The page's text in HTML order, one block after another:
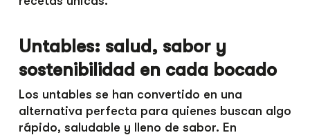
Untables: salud, sabor y
sostenibilidad en cada bocado
Los untables se han convertido en una
alternativa perfecta para quienes buscan algo
rápido, saludable y lleno de sabor. En